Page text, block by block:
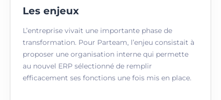
Les enjeux
L’entreprise vivait une importante phase de
transformation. Pour Parteam, l’enjeu consistait à
proposer une organisation interne qui permette
au nouvel ERP sélectionné de remplir
efficacement ses fonctions une fois mis en place.